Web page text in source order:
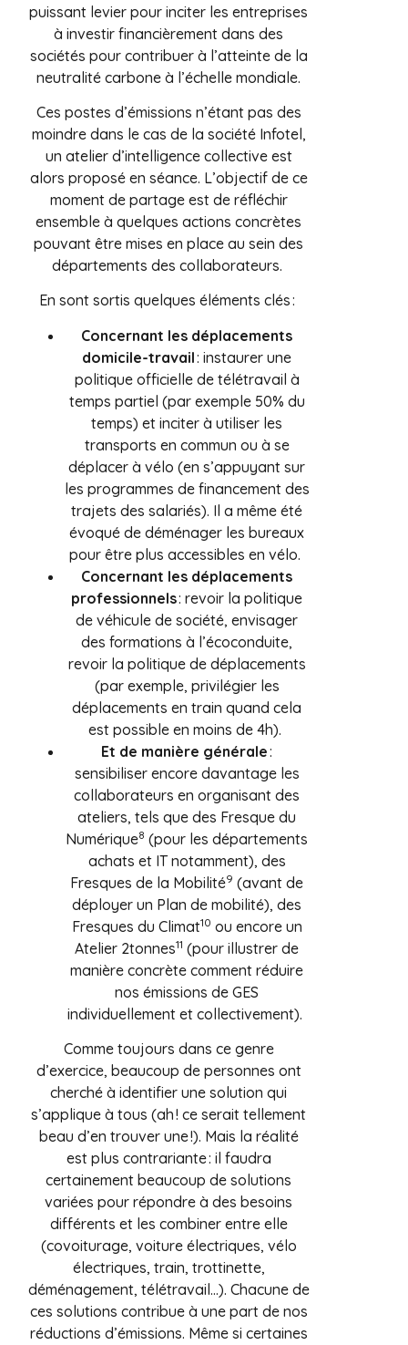
puissant levier pour inciter les entreprises
à investir financièrement dans des
sociétés pour contribuer à l’atteinte de la
neutralité carbone à l’échelle mondiale.
Ces postes d’émissions n’étant pas des
moindre dans le cas de la société Infotel,
un atelier d’intelligence collective est
alors proposé en séance. L’objectif de ce
moment de partage est de réfléchir
ensemble à quelques actions concrètes
pouvant être mises en place au sein des
départements des collaborateurs.
En sont sortis quelques éléments clés :
Concernant les déplacements
domicile-travail: instaurer une
politique officielle de télétravail à
temps partiel (par exemple 50% du
temps) et inciter à utiliser les
transports en commun ou à se
déplacer à vélo (en s’appuyant sur
les programmes de financement des
trajets des salariés). Il a même été
évoqué de déménager les bureaux
pour être plus accessibles en vélo.
Concernant les déplacements
professionnels: revoir la politique
de véhicule de société, envisager
des formations à l’écoconduite,
revoir la politique de déplacements
(par exemple, privilégier les
déplacements en train quand cela
est possible en moins de 4h).
Et de manière générale:
sensibiliser encore davantage les
collaborateurs en organisant des
ateliers, tels que des Fresque du
Numérique8 (pour les départements
achats et IT notamment), des
Fresques de la Mobilité9 (avant de
déployer un Plan de mobilité), des
Fresques du Climat10 ou encore un
Atelier 2tonnes11 (pour illustrer de
manière concrète comment réduire
nos émissions de GES
individuellement et collectivement).
Comme toujours dans ce genre
d’exercice, beaucoup de personnes ont
cherché à identifier une solution qui
s’applique à tous (ah ! ce serait tellement
beau d’en trouver une !). Mais la réalité
est plus contrariante : il faudra
certainement beaucoup de solutions
variées pour répondre à des besoins
différents et les combiner entre elle
(covoiturage, voiture électriques, vélo
électriques, train, trottinette,
déménagement, télétravail…). Chacune de
ces solutions contribue à une part de nos
réductions d’émissions. Même si certaines